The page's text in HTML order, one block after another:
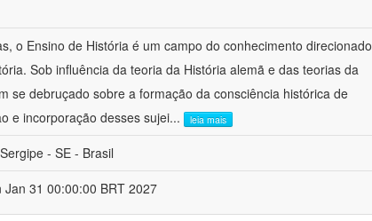
o Ensino de História é um campo do conhecimento direcionado
Sob influência da teoria da História alemã e das teorias da
se debruçado sobre a formação da consciência histórica de
e incorporação desses sujei... leia mais
- SE - Brasil
31 00:00:00 BRT 2027